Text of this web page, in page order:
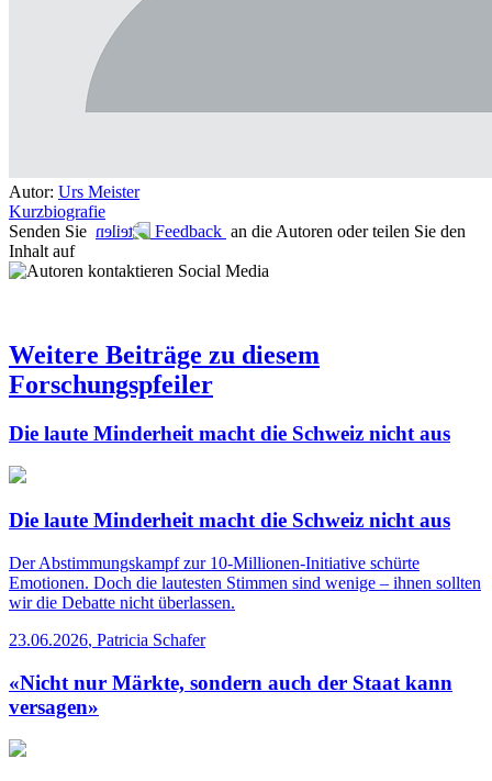
Autor: Urs Meister
Kurzbiografie
Senden Sie
Feedback an die Autoren oder teilen Sie den
Inhalt auf
Social Media
Weitere Beiträge zu diesem
Forschungspfeiler
Die laute Minderheit macht die Schweiz nicht aus
Die laute Minderheit macht die Schweiz nicht aus
Der Abstimmungskampf zur 10-Millionen-Initiative schürte
Emotionen. Doch die lautesten Stimmen sind wenige – ihnen sollten
wir die Debatte nicht überlassen.
23.06.2026, Patricia Schafer
«Nicht nur Märkte, sondern auch der Staat kann
versagen»